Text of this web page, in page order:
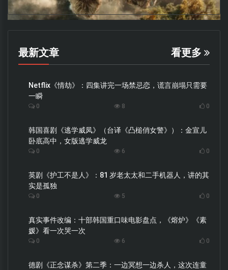
最新文章 看更多
Netflix《情劫》：四集讲完一场禁忌恋，谎言崩塌只需要
一瞬
0 8 0
韩国喜剧《逃学威凤》（台译《凸槌俏女警》）：金宣儿
卧底高中，女版逃学威龙
0 6 0
英剧《护工不是人》：81 岁老太太和二手机器人，讲的其
实是孤独
0 5 0
真实事件改编：十部韩国重口味电影盘点，《熔炉》《素
媛》看一次哭一次
0 6 0
德剧《正念谋杀》第二季：一边冥想一边杀人，这次连童